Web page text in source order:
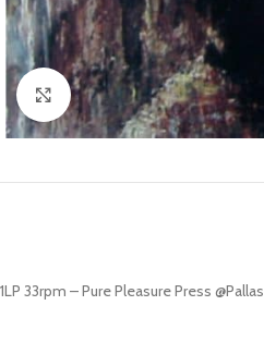
Clic para ampliar
1LP 33rpm – Pure Pleasure Press @Pallas